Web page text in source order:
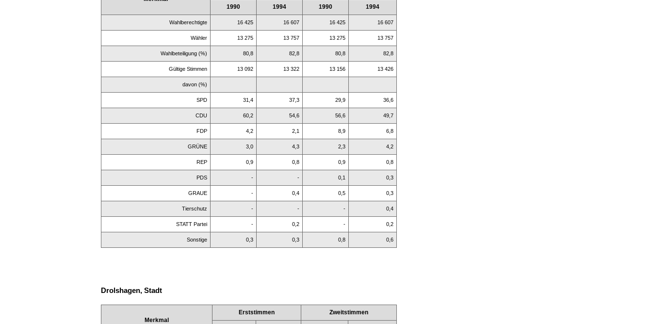
1990 1994 1990 1994
Wahlberechtigte 16 425 16 607 16 425 16 607
Wähler 13 275 13 757 13 275 13 757
Wahlbeteiligung (%) 80,8 82,8 80,8 82,8
Gültige Stimmen 13 092 13 322 13 156 13 426
davon (%)
SPD 31,4 37,3 29,9 36,6
CDU 60,2 54,6 56,6 49,7
FDP 4,2 2,1 8,9 6,8
GRÜNE 3,0 4,3 2,3 4,2
REP 0,9 0,8 0,9 0,8
PDS - - 0,1 0,3
GRAUE - 0,4 0,5 0,3
Tierschutz - - - 0,4
STATT Partei - 0,2 - 0,2
Sonstige 0,3 0,3 0,8 0,6
Drolshagen, Stadt
Merkmal
Erststimmen Zweitstimmen